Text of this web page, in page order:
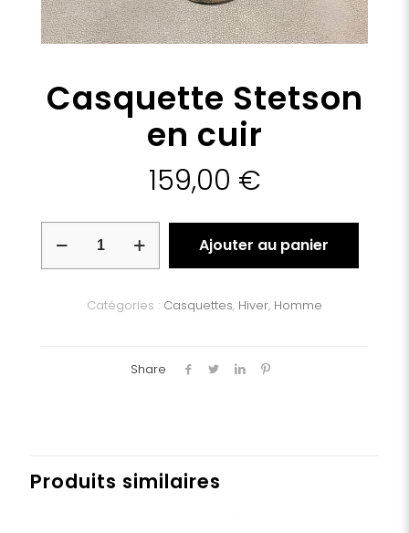
Casquette Stetson
en cuir
159,00 €
Ajouter au panier
Catégories : Casquettes, Hiver, Homme
Share
Produits similaires